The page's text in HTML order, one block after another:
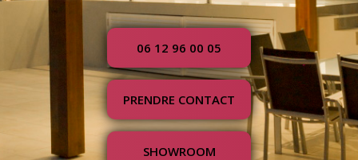
06 12 96 00 05
PRENDRE CONTACT
SHOWROOM